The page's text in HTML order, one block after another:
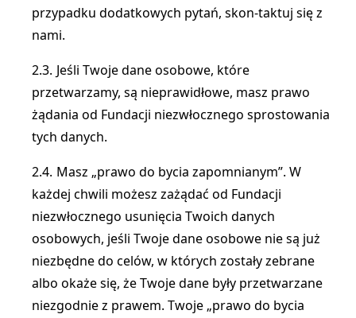
przypadku dodatkowych pytań, skon-taktuj się z
nami.
Jeśli Twoje dane osobowe, które
przetwarzamy, są nieprawidłowe, masz prawo
żądania od Fundacji niezwłocznego sprostowania
tych danych.
Masz „prawo do bycia zapomnianym”. W
każdej chwili możesz zażądać od Fundacji
niezwłocznego usunięcia Twoich danych
osobowych, jeśli Twoje dane osobowe nie są już
niezbędne do celów, w których zostały zebrane
albo okaże się, że Twoje dane były przetwarzane
niezgodnie z prawem. Twoje „prawo do bycia